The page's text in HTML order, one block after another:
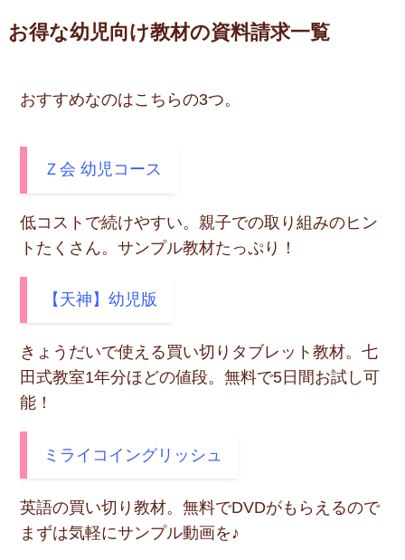
お得な幼児向け教材の資料請求一覧
おすすめなのはこちらの3つ。
Ｚ会 幼児コース
低コストで続けやすい。親子での取り組みのヒン
トたくさん。サンプル教材たっぷり！
【天神】幼児版
きょうだいで使える買い切りタブレット教材。七
田式教室1年分ほどの値段。無料で5日間お試し可
能！
ミライコイングリッシュ
英語の買い切り教材。無料でDVDがもらえるので
まずは気軽にサンプル動画を♪